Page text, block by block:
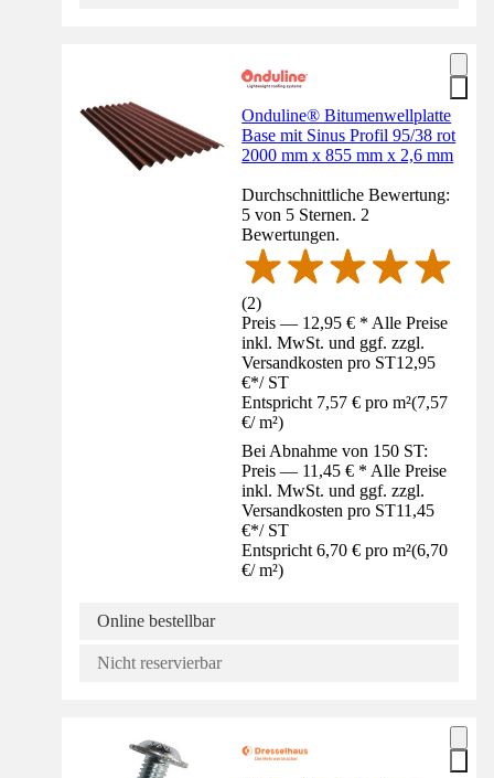
Onduline® Bitumenwellplatte
Base mit Sinus Profil 95/38 rot
2000 mm x 855 mm x 2,6 mm
Durchschnittliche Bewertung:
5 von 5 Sternen. 2
Bewertungen.
(2)
Preis — 12,95 € * Alle Preise
inkl. MwSt. und ggf. zzgl.
Versandkosten pro ST12,95
€*/ ST
Entspricht 7,57 € pro m²(7,57
€/ m²)
Bei Abnahme von 150 ST:
Preis — 11,45 € * Alle Preise
inkl. MwSt. und ggf. zzgl.
Versandkosten pro ST11,45
€*/ ST
Entspricht 6,70 € pro m²(6,70
€/ m²)
Online bestellbar
Nicht reservierbar